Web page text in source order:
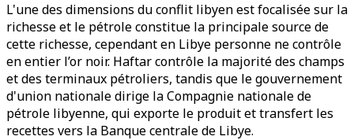
L'une des dimensions du conflit libyen est focalisée sur la
richesse et le pétrole constitue la principale source de
cette richesse, cependant en Libye personne ne contrôle
en entier l’or noir. Haftar contrôle la majorité des champs
et des terminaux pétroliers, tandis que le gouvernement
d'union nationale dirige la Compagnie nationale de
pétrole libyenne, qui exporte le produit et transfert les
recettes vers la Banque centrale de Libye.